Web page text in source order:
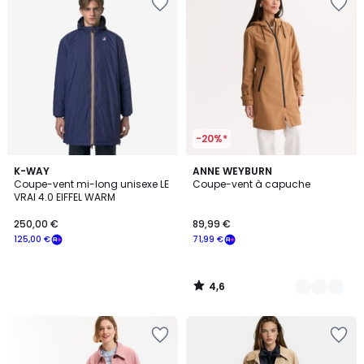
K-WAY
Coupe-vent mi-long unisexe LE
VRAI 4.0 EIFFEL WARM
125,00 €
250,00 €
-20%*
ANNE WEYBURN
Coupe-vent à capuche
71,99 €
89,99 €
4,6
/ 5
2
Couleurs
4,6
/